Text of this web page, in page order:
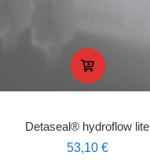
Detaseal® hydroflow lite
53,10 €